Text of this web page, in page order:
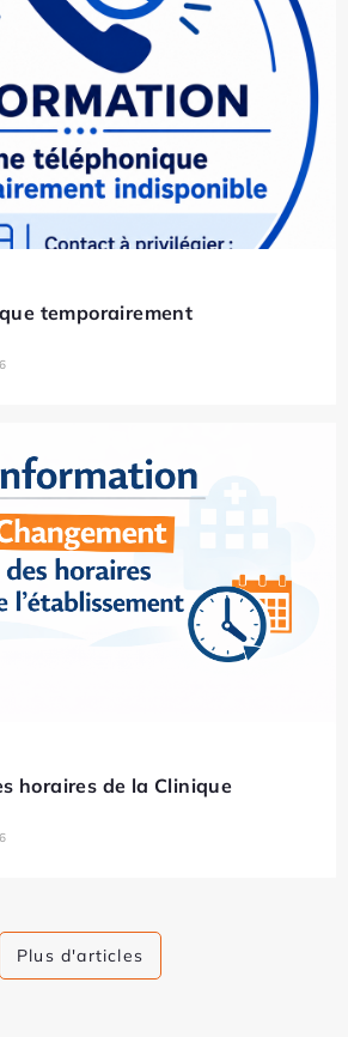
temporairement
horaires de la Clinique
Plus d'articles